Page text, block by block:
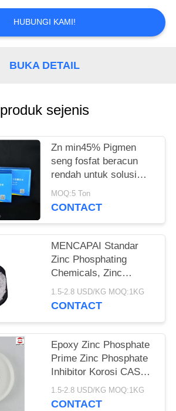
HUBUNGI KAMI!
BUKA DETAIL
produk sejenis
Zn min45% Pigmen
seng fosfat beracun
rendah untuk solusi
anti korosi yang ramah
lingkungan
MOQ:5 Ton
CONTACT
MENCAPAI Standar
Zinc Phosphating
Chemicals, Zinc
Phosphate Corrosion
Inhibitor
1.5-2.8 USD/KG MOQ:1KG
CONTACT
Epoxy Zinc Phosphate
Prime Zinc Phosphate
Inhibitor Korosi CAS
7779-90-0
1.5-2.8 USD/KG MOQ:1KG
CONTACT